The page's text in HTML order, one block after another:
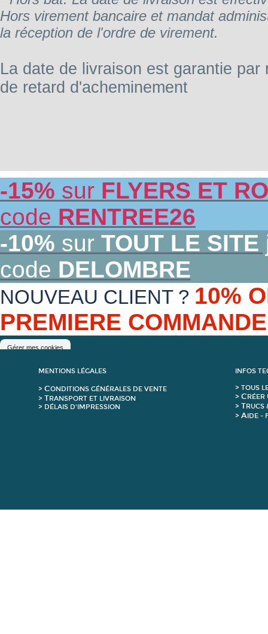
Hors virement bancaire et mandat
la réception de l'ordre de virement.
La date de livraison est garantie
de retard d'acheminement
-15% sur FLYERS ET
code RENTREE26
-10% sur TOUT LE SITE
code DELOMBRE
NOUVEAU CLIENT ? 10%
PREMIERE
Gérer mes cookies
MENTIONS LÉGALES INFOS
> CONDITIONS GÉNÉRALES DE VENTE
> TRANSPORT ET LIVRAISON
> DÉLAIS D'IMPRESSION
> TOUS
> CRÉER
> TRUCS
> AIDE -